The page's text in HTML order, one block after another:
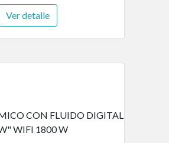
Ver detalle